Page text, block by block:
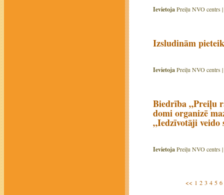
IevietojaPreiļu NVO centrs |
Izsludinām
IevietojaPreiļu NVO centrs |
Biedrība „Preiļu
domi organizē
„Iedzīvotāji
IevietojaPreiļu NVO centrs |
<< 1 2 3 4 5 6